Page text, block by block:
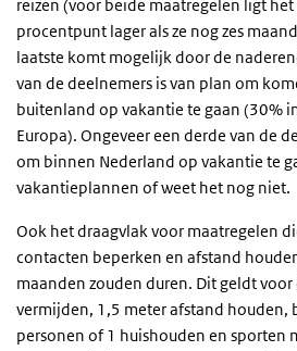
reizen (voor beide maatregelen ligt
procentpunt lager als ze nog zes
laatste komt mogelijk door de
van de deelnemers is van plan om
buitenland op vakantie te gaan (30%
Europa). Ongeveer een derde van de
om binnen Nederland op vakantie te
vakantieplannen of weet het nog niet.
Ook het draagvlak voor maatregelen
contacten beperken en afstand
maanden zouden duren. Dit geldt
vermijden, 1,5 meter afstand houden,
personen of 1 huishouden en sporten